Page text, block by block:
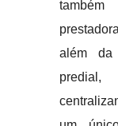
além da